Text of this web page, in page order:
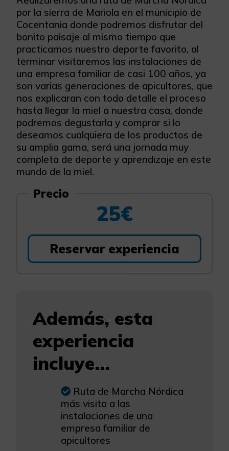
por la sierra de Mariola en el municipio de
Cocentania donde podremos disfrutar del
bonito paisaje al mismo tiempo que
practicamos nuestro deporte favorito, al
terminar visitaremos las instalaciones de
una empresa familiar de casi 100 años, ya
son varias generaciones de apicultores, que
nos explicaran con todo detalle el proceso
hasta llegar la miel a nuestra casa, donde
podremos degustarla y comprar si lo
deseamos cualquiera de los productos de
su amplia gama, será una jornada muy
completa de deporte y aprendizaje en este
mundo de la miel.
Precio
25€
Reservar experiencia
Además, esta
experiencia
incluye...
Ruta de Marcha Nórdica
más visita a las
instalaciones de una
empresa familiar de
apicultores